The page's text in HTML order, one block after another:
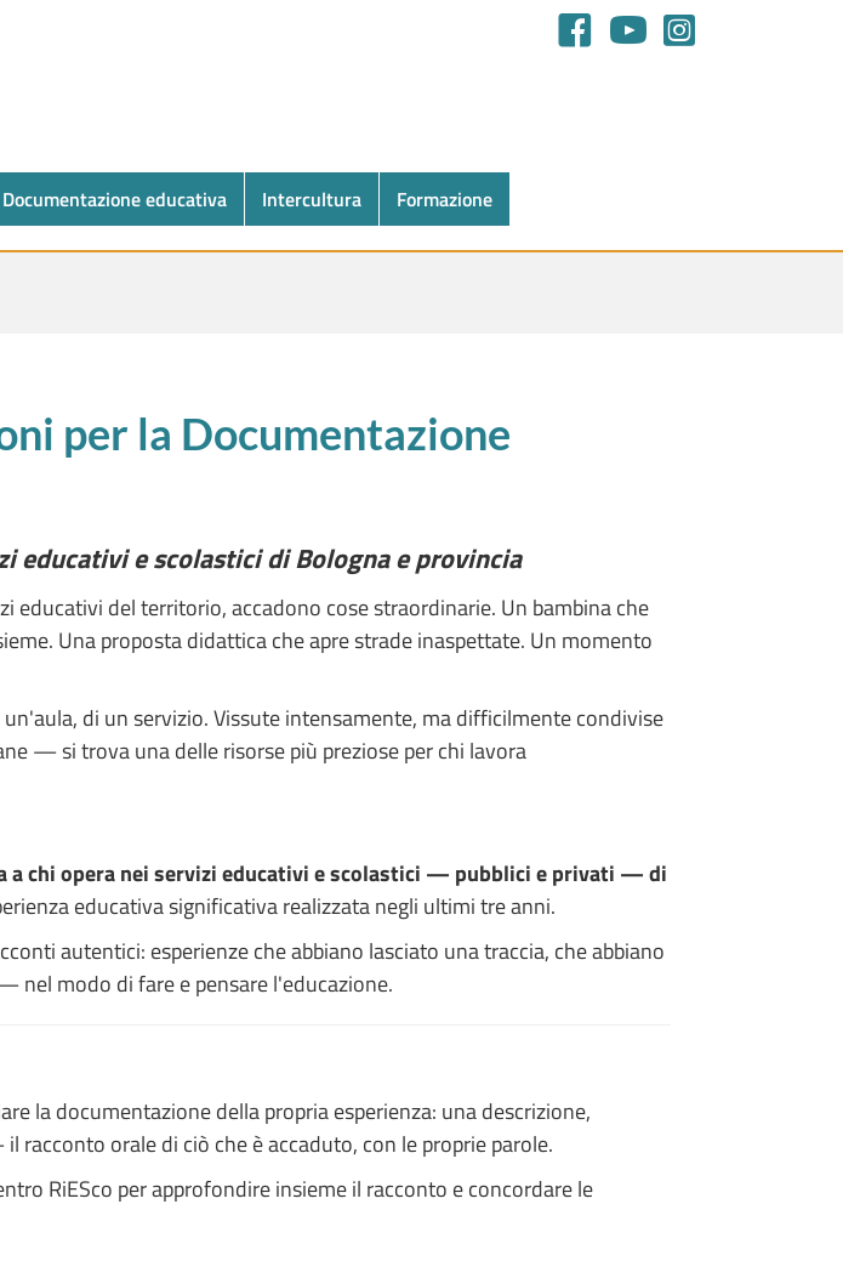
Documentazione educativa Intercultura Formazione
per la Documentazione
educativi e scolastici di Bologna e provincia
educativi del territorio, accadono cose straordinarie. Un bambina che
Una proposta didattica che apre strade inaspettate. Un momento
di un servizio. Vissute intensamente, ma difficilmente condivise
— si trova una delle risorse più preziose per chi lavora
a chi opera nei servizi educativi e scolastici — pubblici e privati — di
educativa significativa realizzata negli ultimi tre anni.
autentici: esperienze che abbiano lasciato una traccia, che abbiano
modo di fare e pensare l'educazione.
la documentazione della propria esperienza: una descrizione,
orale di ciò che è accaduto, con le proprie parole.
RiESco per approfondire insieme il racconto e concordare le